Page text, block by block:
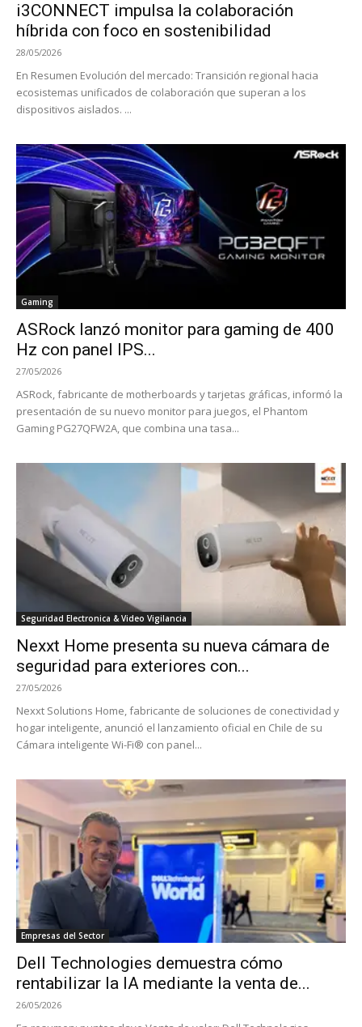
i3CONNECT impulsa la colaboración
híbrida con foco en sostenibilidad
28/05/2026
En Resumen Evolución del mercado: Transición regional hacia
ecosistemas unificados de colaboración que superan a los
dispositivos aislados. ...
Gaming
ASRock lanzó monitor para gaming de 400
Hz con panel IPS...
27/05/2026
ASRock, fabricante de motherboards y tarjetas gráficas, informó la
presentación de su nuevo monitor para juegos, el Phantom
Gaming PG27QFW2A, que combina una tasa...
Seguridad Electronica & Video Vigilancia
Nexxt Home presenta su nueva cámara de
seguridad para exteriores con...
27/05/2026
Nexxt Solutions Home, fabricante de soluciones de conectividad y
hogar inteligente, anunció el lanzamiento oficial en Chile de su
Cámara inteligente Wi-Fi® con panel...
Empresas del Sector
Dell Technologies demuestra cómo
rentabilizar la IA mediante la venta de...
26/05/2026